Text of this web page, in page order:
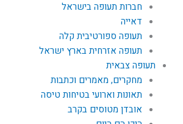
חברות תעופה בישראל
דאייה
תעופה ספורטיבית קלה
תעופה אזרחית בארץ ישראל
תעופה צבאית
מחקרים, מאמרים וכתבות
תאונות וארועי בטיחות טיסה
אובדן מטוסים בקרב